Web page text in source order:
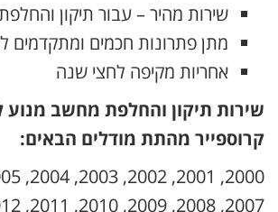
שירות מהיר – עבור תיקון
מתן פתרונות חכמים ומתקדמים
אחריות מקיפה לחצי שנה
שירות תיקון והחלפת מחשב מנוע
קרוספייר מהתת מודלים הבאים: